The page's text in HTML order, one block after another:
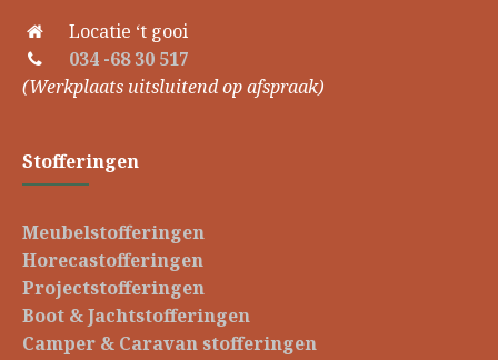
Locatie ‘t gooi
034 -68 30 517
(Werkplaats uitsluitend op afspraak)
Stofferingen
Meubelstofferingen
Horecastofferingen
Projectstofferingen
Boot & Jachtstofferingen
Camper & Caravan stofferingen